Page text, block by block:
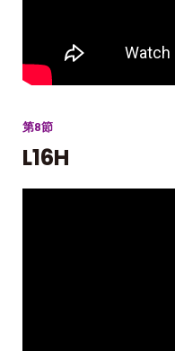
第8節
L16H